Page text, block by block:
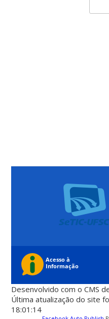
Desenvolvido com o CMS
Última atualização do site
18:01:14